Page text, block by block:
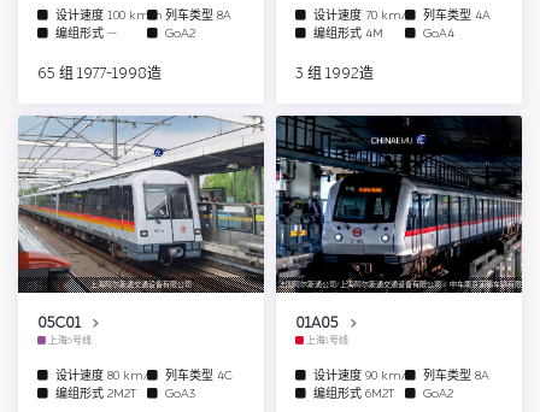
设计速度 100 km/h列车类型 8A
编组形式 -- GoA2
65 组 1977-1998造
设计速度 70 km/h 列车类型 4A
编组形式 4M GoA4
3 组 1992造
上海阿尔斯通交通设备有限公司
05C01
上海5号线
设计速度 80 km/h 列车类型 4C
编组形式 2M2T GoA3
法国阿尔斯通公司/上海阿尔斯通交通设备有限公司 / 中车南京浦镇车辆有限公司
01A05
上海1号线
设计速度 90 km/h 列车类型 8A
编组形式 6M2T GoA2